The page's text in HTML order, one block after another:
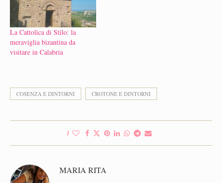
La Cattolica di Stilo: la
meraviglia bizantina da
visitare in Calabria
COSENZA E DINTORNI CROTONE E DINTORNI
1
MARIA RITA